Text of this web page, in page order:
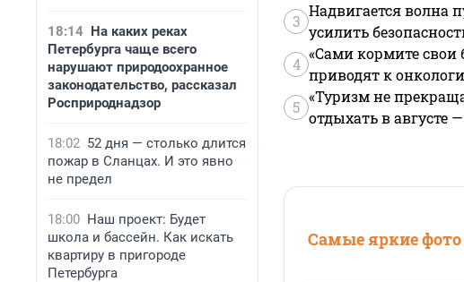
18:14 На каких реках
Петербурга чаще всего
нарушают природоохранное
законодательство, рассказал
Росприроднадзор
18:02 52 дня — столько длится
пожар в Сланцах. И это явно
не предел
18:00 Наш проект: Будет
школа и бассейн. Как искать
квартиру в пригороде
Петербурга
3
Надвигается волна
усилить
4
«Сами кормите свои
приводят к
5
«Туризм не
отдыхать в августе
Самые яркие